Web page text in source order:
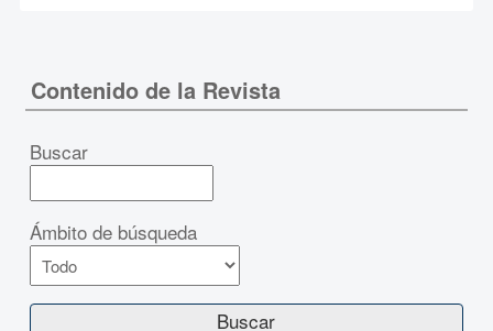
Contenido de la Revista
Buscar
Ámbito de búsqueda